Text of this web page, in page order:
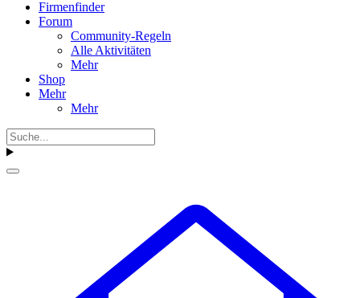
Firmenfinder
Forum
Community-Regeln
Alle Aktivitäten
Mehr
Shop
Mehr
Mehr